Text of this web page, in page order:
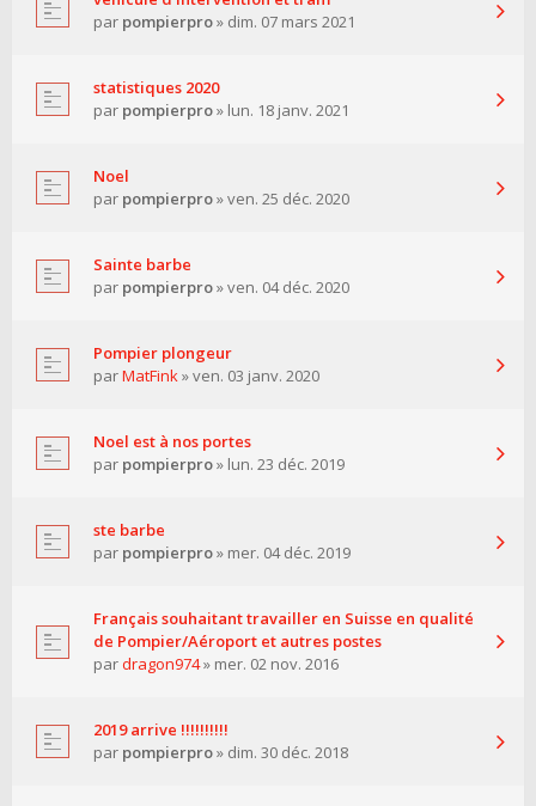
par pompierpro» dim. 07 mars 2021
statistiques 2020
par pompierpro» lun. 18 janv. 2021
Noel
par pompierpro» ven. 25 déc. 2020
Sainte barbe
par pompierpro» ven. 04 déc. 2020
Pompier plongeur
parMatFink» ven. 03 janv. 2020
Noel est à nos portes
par pompierpro» lun. 23 déc. 2019
ste barbe
par pompierpro» mer. 04 déc. 2019
Français souhaitant travailler en Suisse en qualité
de Pompier/Aéroport et autres postes
pardragon974» mer. 02 nov. 2016
2019 arrive !!!!!!!!!!
par pompierpro» dim. 30 déc. 2018